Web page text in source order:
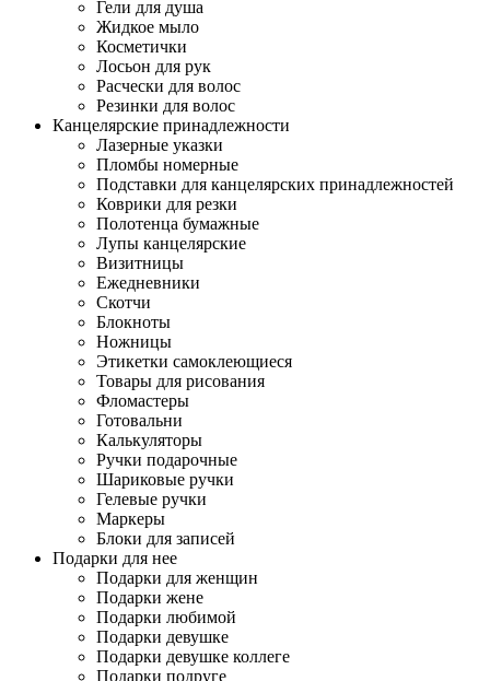
Гели для душа
Жидкое мыло
Косметички
Лосьон для рук
Расчески для волос
Резинки для волос
Канцелярские принадлежности
Лазерные указки
Пломбы номерные
Подставки для канцелярских принадлежностей
Коврики для резки
Полотенца бумажные
Лупы канцелярские
Визитницы
Ежедневники
Скотчи
Блокноты
Ножницы
Этикетки самоклеющиеся
Товары для рисования
Фломастеры
Готовальни
Калькуляторы
Ручки подарочные
Шариковые ручки
Гелевые ручки
Маркеры
Блоки для записей
Подарки для нее
Подарки для женщин
Подарки жене
Подарки любимой
Подарки девушке
Подарки девушке коллеге
Подарки подруге